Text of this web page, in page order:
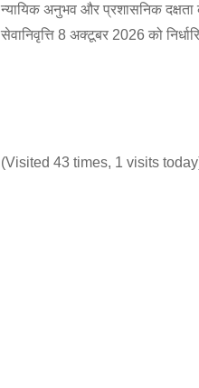
न्यायिक अनुभव और प्रशासनिक दक्षता
सेवानिवृत्ति 8 अक्टूबर 2026 को
(Visited 43 times, 1 visits